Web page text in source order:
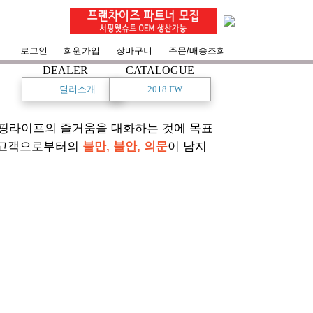
로그인 회원가입 장바구니 주문/배송조회
DEALER
딜러소개
CATALOGUE
2018 FW
라이프의 즐거움을 대화하는 것에 목표
객으로부터의 불만, 불안, 의문이 남지